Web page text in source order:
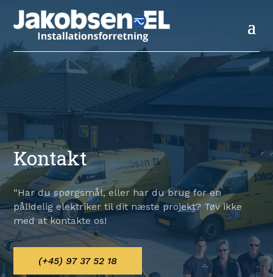
Kontakt
“Har du spørgsmål, eller har du brug for en
pålidelig elektriker til dit næste projekt? Tøv ikke
med at kontakte os!
(+45) 97 37 52 18